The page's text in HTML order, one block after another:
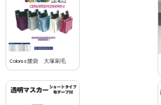
Coloras腰袋 大塚刷毛